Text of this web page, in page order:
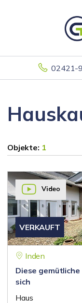
02421-
Objekte: 1
VERKAUFT
Video
Inden
Diese
sich
Haus